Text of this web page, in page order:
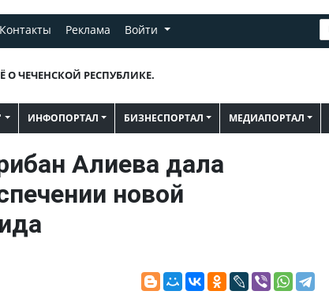
Контакты Реклама Войти
О ЧЕЧЕНСКОЙ РЕСПУБЛИКЕ.
ИНФОПОРТАЛ БИЗНЕСПОРТАЛ МЕДИАПОРТАЛ
Алиева дала
новой